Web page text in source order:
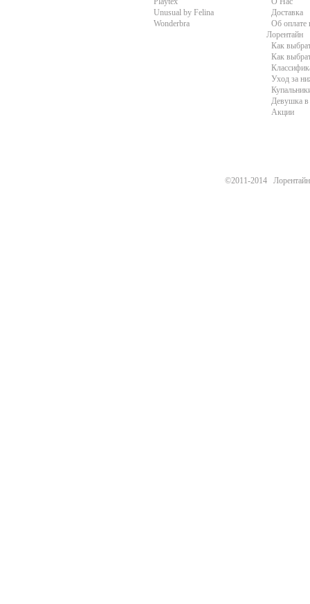
Unusual by Felina
Wonderbra
Доставка
Об оплате
Лорентайн
Как
Как
Уход за
Девушка в
Акции
©2011-2014